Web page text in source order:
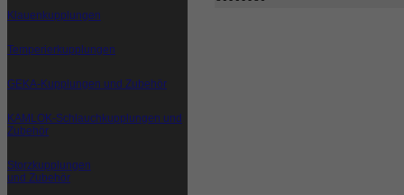
Klauenkupplungen
Temperierkupplungen
GEKA-Kupplungen und Zubehör
KAMLOK-Schlauchkupplungen und
Zubehör
Storzkupplungen
und Zubehör